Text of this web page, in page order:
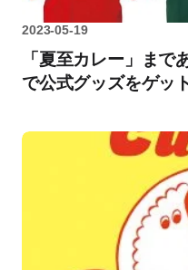
2023-05-19
「夏至カレー」まで
で公式グッズをゲッ